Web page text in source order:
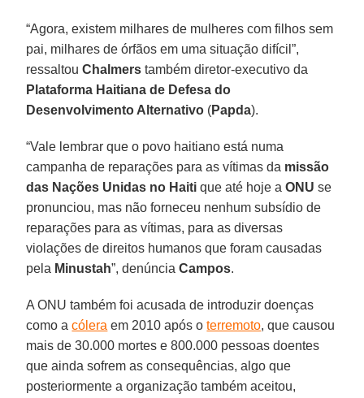
“Agora, existem milhares de mulheres com filhos sem
pai, milhares de órfãos em uma situação difícil”,
ressaltouChalmers também diretor-executivo da
Plataforma Haitiana de Defesa do
Desenvolvimento Alternativo (Papda).
“Vale lembrar que o povo haitiano está numa
campanha de reparações para as vítimas da missão
das Nações Unidas no Haiti que até hoje aONU se
pronunciou, mas não forneceu nenhum subsídio de
reparações para as vítimas, para as diversas
violações de direitos humanos que foram causadas
pela Minustah”, denúnciaCampos.
A ONU também foi acusada de introduzir doenças
como acólera em 2010 após oterremoto, que causou
mais de 30.000 mortes e 800.000 pessoas doentes
que ainda sofrem as consequências, algo que
posteriormente a organização também aceitou,